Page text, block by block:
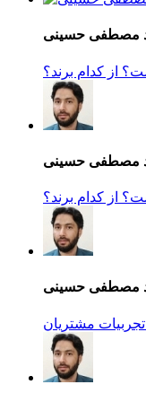
مصطفی حسینی
از کدام برند؟
مصطفی حسینی
از کدام برند؟
مصطفی حسینی
مشتریان